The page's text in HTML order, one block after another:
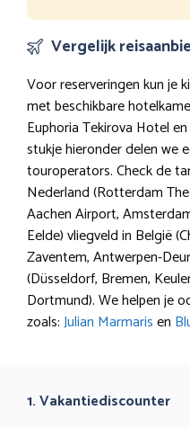
Vergelijk
Voor reserveringen kun je
met beschikbare
Euphoria Tekirova Hotel
stukje hieronder delen we
touroperators. Check de
Nederland (Rotterdam
Aachen Airport,
Eelde) vliegveld in België
Zaventem, Antwerpen-
(Düsseldorf, Bremen,
Dortmund). We helpen je
zoals:Julian Marmarisen
1. Vakantiediscounter